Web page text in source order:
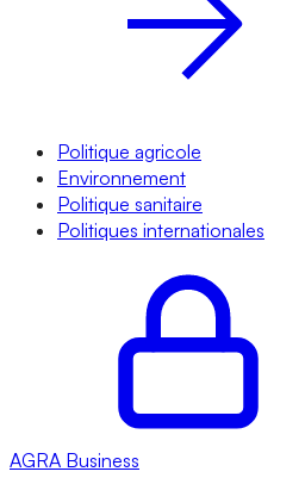
Politique agricole
Environnement
Politique sanitaire
Politiques internationales
AGRA Business